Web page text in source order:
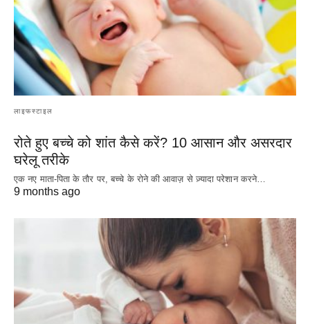
लाइफस्टाइल
रोते हुए बच्चे को शांत कैसे करें? 10 आसान और असरदार
घरेलू तरीके
एक नए माता-पिता के तौर पर, बच्चे के रोने की आवाज़ से ज़्यादा परेशान करने…
9 months ago